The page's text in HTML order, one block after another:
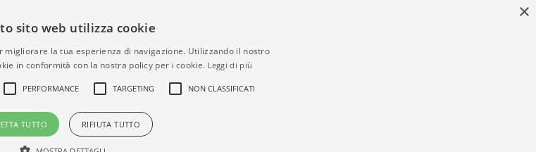
pubblicati da agenzie immobiliari e costruttori. La pubblicazione degli annunci
della completezza, della normativa in materia di privacy e/o di alcun altro
×
sito web utilizza cookie
migliorare la tua esperienza di navigazione. Utilizzando il nostro
in conformità con la nostra policy per i cookie. Leggi di più
PERFORMANCE TARGETING NON CLASSIFICATI
TUTTO RIFIUTA TUTTO